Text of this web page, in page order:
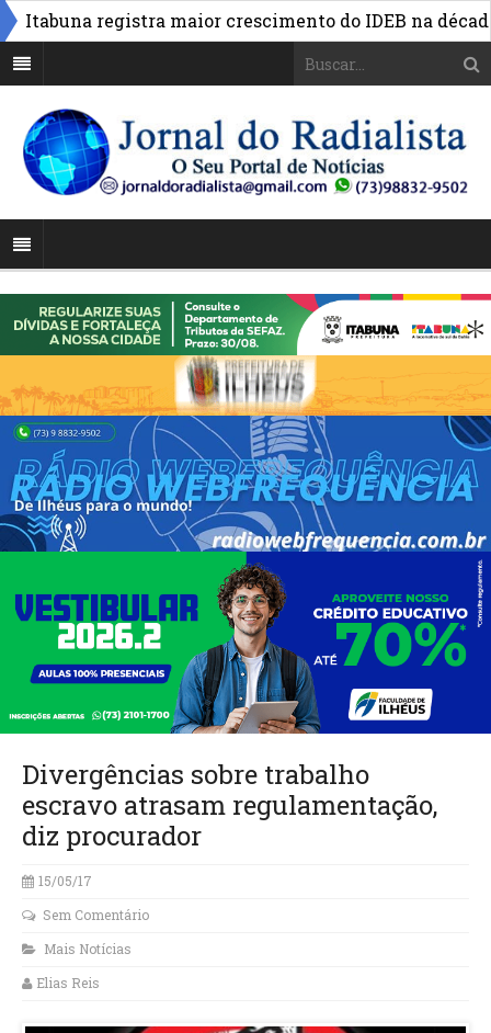
registra maior crescimento do IDEB na década
Divergências sobre trabalho
escravo atrasam regulamentação,
diz procurador
15/05/17
Sem Comentário
Mais Notícias
Elias Reis